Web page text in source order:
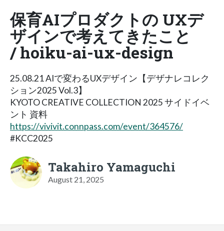
保育AIプロダクトの UXデ
ザインで考えてきたこと
/ hoiku-ai-ux-design
25.08.21 AIで変わるUXデザイン【デザナレコレク
ション2025 Vol.3】
KYOTO CREATIVE COLLECTION 2025 サイドイベ
ント 資料
https://vivivit.connpass.com/event/364576/
#KCC2025
Takahiro Yamaguchi
August 21, 2025